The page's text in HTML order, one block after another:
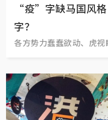
“疫”字缺马国风
字？
各方势力蠢蠢欲动、虎视